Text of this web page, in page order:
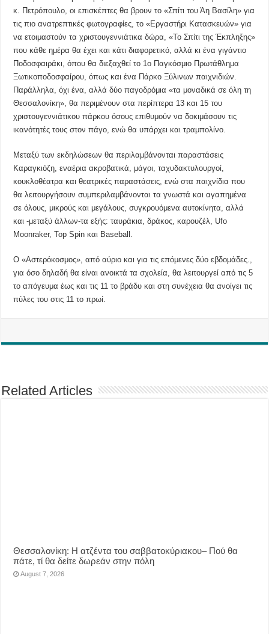
κ. Πετρόπουλο, οι επισκέπτες θα βρουν το «Σπίτι του Άη Βασίλη» για
τις πιο ανατρεπτικές φωτογραφίες, το «Εργαστήρι Κατασκευών» για
να ετοιμαστούν τα χριστουγεννιάτικα δώρα, «Το Σπίτι της Έκπληξης»
που κάθε ημέρα θα έχει και κάτι διαφορετικό, αλλά κι ένα γιγάντιο
Ποδοσφαιράκι, όπου θα διεξαχθεί το 1ο Παγκόσμιο Πρωτάθλημα
Ξωτικοποδοσφαίρου, όπως και ένα Πάρκο Ξύλινων παιχνιδιών.
Παράλληλα, όχι ένα, αλλά δύο παγοδρόμια «τα μοναδικά σε όλη τη
Θεσσαλονίκη», θα περιμένουν στα περίπτερα 13 και 15 του
χριστουγεννιάτικου πάρκου όσους επιθυμούν να δοκιμάσουν τις
ικανότητές τους στον πάγο, ενώ θα υπάρχει και τραμπολίνο.
Μεταξύ των εκδηλώσεων θα περιλαμβάνονται παραστάσεις
Καραγκιόζη, εναέρια ακροβατικά, μάγοι, ταχυδακτυλουργοί,
κουκλοθέατρα και θεατρικές παραστάσεις, ενώ στα παιχνίδια που
θα λειτουργήσουν συμπεριλαμβάνονται τα γνωστά και αγαπημένα
σε όλους, μικρούς και μεγάλους, συγκρουόμενα αυτοκίνητα, αλλά
και -μεταξύ άλλων-τα εξής: ταυράκια, δράκος, καρουζέλ, Ufo
Moonraker, Top Spin και Baseball.
Ο «Αστερόκοσμος», από αύριο και για τις επόμενες δύο εβδομάδες.,
για όσο δηλαδή θα είναι ανοικτά τα σχολεία, θα λειτουργεί από τις 5
το απόγευμα έως και τις 11 το βράδυ και στη συνέχεια θα ανοίγει τις
πύλες του στις 11 το πρωί.
Related Articles
Θεσσαλονίκη: Η ατζέντα του σαββατοκύριακου– Πού θα
πάτε, τί θα δείτε δωρεάν στην πόλη
August 7, 2026